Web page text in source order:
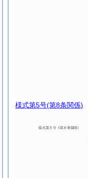
様式第5号(第8条関係)